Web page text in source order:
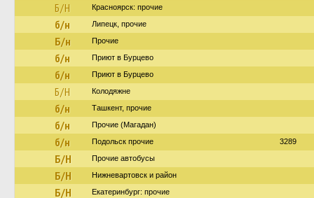
Б/Н Красноярск: прочие
б/н Липецк, прочие
Б/н Прочие
б/н Приют в Бурцево
б/н Приют в Бурцево
Б/Н Колодяжне
б/н Ташкент, прочие
б/н Прочие (Магадан)
б/н Подольск прочие 3289
Б/Н Прочие автобусы
Б/Н Нижневартовск и район
Б/Н Екатеринбург: прочие